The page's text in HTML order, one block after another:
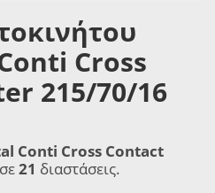
Cross
215/70/16
Conti Cross Contact
21 διαστάσεις.